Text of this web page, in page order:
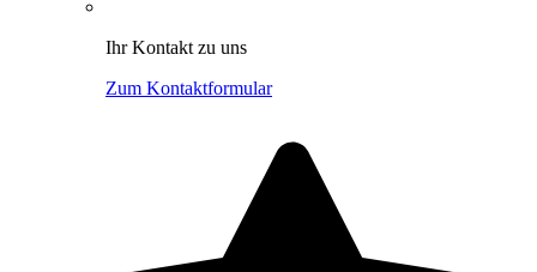
Ihr Kontakt zu uns
Zum Kontaktformular